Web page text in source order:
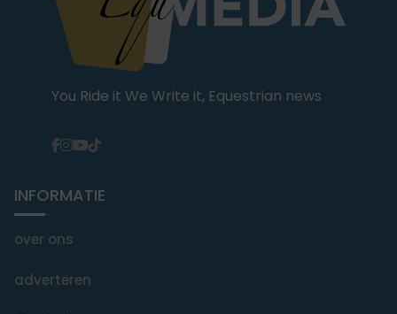
You Ride it We Write it, Equestrian news
INFORMATIE
over ons
adverteren